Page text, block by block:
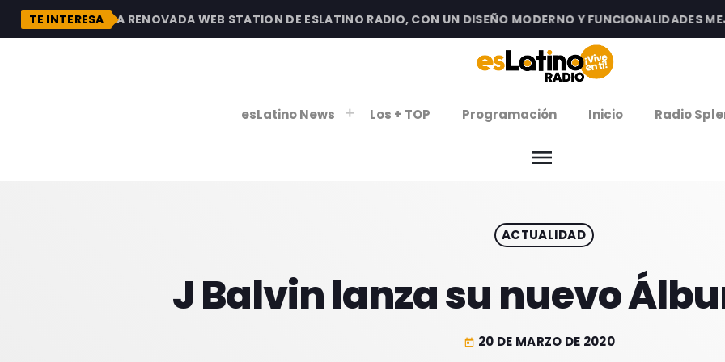
TE INTERESA
DESCUBRE LA RENOVADA WEB STATION DE ESLATINO RADIO, CON UN DISEÑO MODERNO Y FUNCIONALIDADES
esLatino News Los + TOP Programación Inicio Radio
menu
ACTUALIDAD
J Balvin lanza su nuevo
today 20 DE MARZO DE 2020